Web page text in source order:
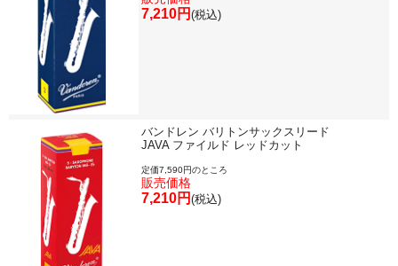
7,210円 (税込)
バンドレン バリトンサックスリード
JAVA ファイルド レッドカット
定価7,590円のところ
販売価格
7,210円 (税込)
新規会員登録
ご利用ガイド
会社紹介
特定商取引法 プライバシー・ポリシー